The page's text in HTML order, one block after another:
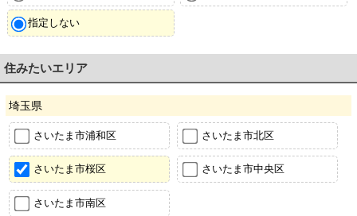
指定しない
住みたいエリア
埼玉県
さいたま市浦和区 さいたま市北区
さいたま市桜区 さいたま市中央区
さいたま市南区